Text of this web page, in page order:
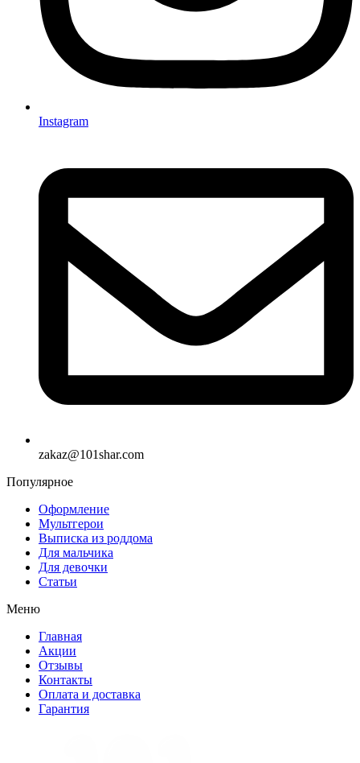
Instagram
zakaz@101shar.com
Популярное
Оформление
Мультгерои
Выписка из роддома
Для мальчика
Для девочки
Статьи
Меню
Главная
Акции
Отзывы
Контакты
Оплата и доставка
Гарантия